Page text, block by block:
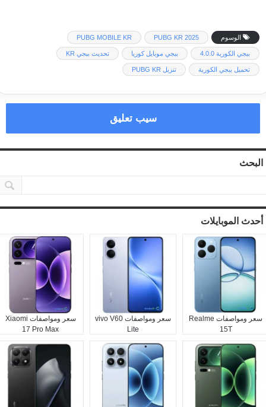
الوسوم PUBG KR 2025
PUBG MOBILE KR
ببجي الكورية 4.0.0 ببجي موبايل كوريا تحديث ببجي KR
تحميل ببجي الكورية تنزيل PUBG KR
سيب تعليق
البحث
أحدث الموبايلات
سعر ومواصفات Realme
15T
سعر ومواصفات vivo V60
Lite
سعر ومواصفات Xiaomi
17 Pro Max